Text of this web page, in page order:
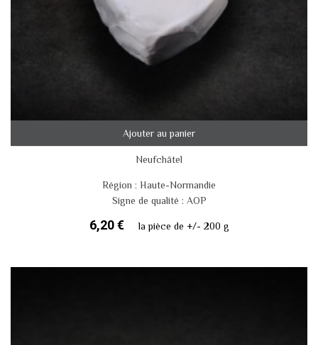
Ajouter au panier
Neufchâtel
Région : Haute-Normandie
Signe de qualité : AOP
6,20 € la pièce de +/- 200 g